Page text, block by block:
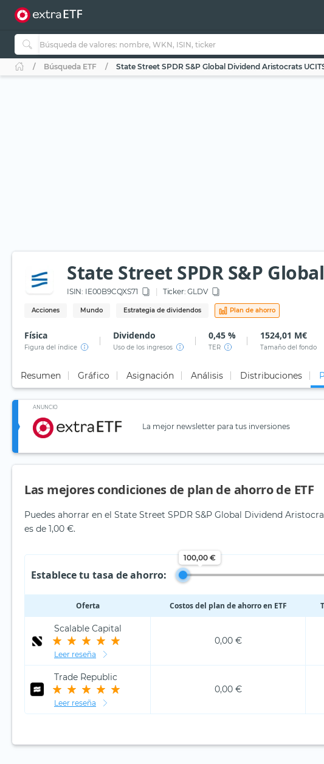
Búsqueda ETF State Street SPDR S&P Global Dividend Aristocrats
State Street SPDR S&P
ISIN: IE00B9CQXS71 Ticker: GLDV
Acciones Mundo Estrategia de dividendos Plan de ahorro
Física
Figura del índice
Dividendo
Uso de los ingresos
0,45 %
TER
1524,01 M€
Tamaño del fondo
Resumen Gráfico Asignación Análisis Distribuciones
ANUNCIO
La mejor newsletter para tus inversiones
Las mejores condiciones de plan de ahorro de ETF
Puedes ahorrar en el State Street SPDR S&P Global Dividend
es de 1,00 €.
Establece tu tasa de ahorro:
100,00 €
Oferta Costos del plan de ahorro en ETF
Scalable Capital
Leer reseña
0,00 €
Trade Republic
Leer reseña
0,00 €